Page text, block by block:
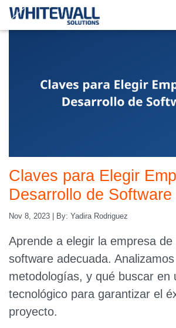
Claves para Elegir
Desarrollo de Software
Nov 8, 2023 | By: Yadira Rodriguez
Aprende a elegir la empresa
software adecuada.
metodologías, y qué buscar en
tecnológico para garantizar el
proyecto.